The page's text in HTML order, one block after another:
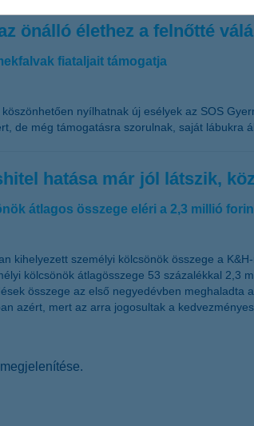
önálló élethez a felnőtté
fiataljait támogatja
nyílhatnak új esélyek az SOS
de még támogatásra szorulnak, saját lábukra
hatása már jól látszik,
átlagos összege eléri a 2,3 millió
kihelyezett személyi kölcsönök összege a
kölcsönök átlagösszege 53 százalékkal 2,3
összege az első negyedévben
azért, mert az arra jogosultak a